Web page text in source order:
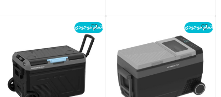
اتمام موجودی اتمام موجودی